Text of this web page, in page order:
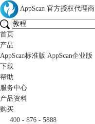
AppScan 官方授权代理商
首页
产品
AppScan标准版 AppScan企业版
下载
帮助
服务中心
产品资料
购买
400 - 876 - 5888